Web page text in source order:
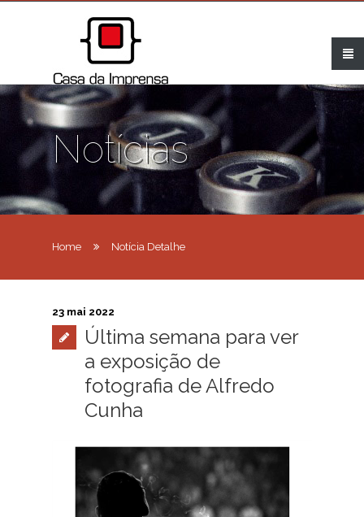
Notícias
Home Notícia Detalhe
23 mai 2022
Última semana para ver
a exposição de
fotografia de Alfredo
Cunha